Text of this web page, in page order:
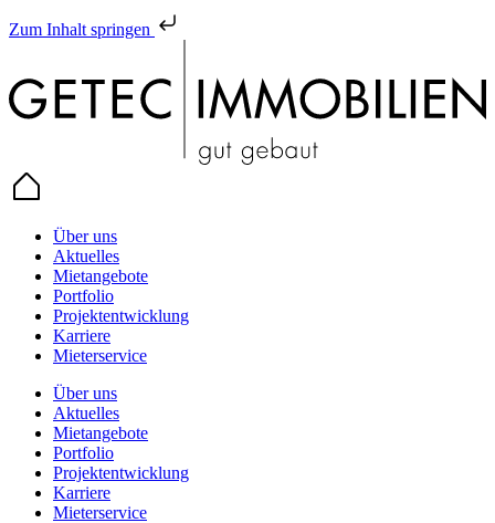
Zum Inhalt springen
Über uns
Aktuelles
Mietangebote
Portfolio
Projektentwicklung
Karriere
Mieterservice
Über uns
Aktuelles
Mietangebote
Portfolio
Projektentwicklung
Karriere
Mieterservice